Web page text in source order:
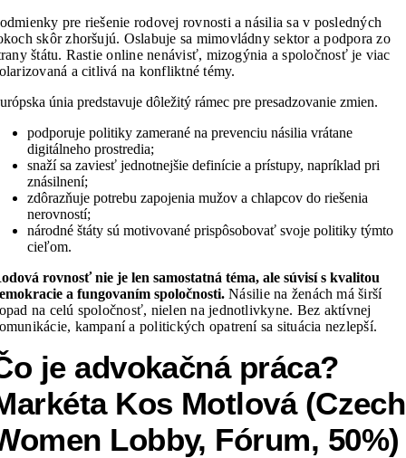
pre riešenie rodovej rovnosti a násilia sa v posledných
skôr zhoršujú. Oslabuje sa mimovládny sektor a podpora zo
štátu. Rastie online nenávisť, mizogýnia aspoločnosť je viac
a citlivá na konfliktné témy.
únia predstavuje dôležitý rámec pre presadzovanie zmien.
podporuje politiky zamerané na prevenciu násilia vrátane
digitálneho prostredia;
snaží sa zaviesť jednotnejšie definície a prístupy, napríklad pri
znásilnení;
zdôrazňuje potrebu zapojenia mužov a chlapcov do riešenia
nerovností;
národné štáty sú motivované prispôsobovať svoje politiky týmto
cieľom.
rovnosť nie je len samostatná téma, ale súvisí s kvalitou
a fungovaním spoločnosti.Násilie na ženách má širší
na celú spoločnosť, nielen na jednotlivkyne. Bez aktívnej
kampaní a politických opatrení sa situácia nezlepší.
je advokačná práca?
Kos Motlová (Czech
Lobby, Fórum, 50%)